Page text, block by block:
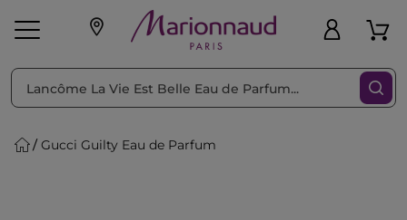
pleť Líčenie Vône
Gucci Guilty Eau de Parfum
Triediť podľa Filtrovať